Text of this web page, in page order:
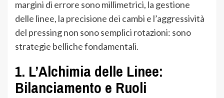
margini di errore sono millimetrici, la gestione
delle linee, la precisione dei cambi e l’aggressività
del pressing non sono semplici rotazioni: sono
strategie belliche fondamentali.
1. L’Alchimia delle Linee:
Bilanciamento e Ruoli